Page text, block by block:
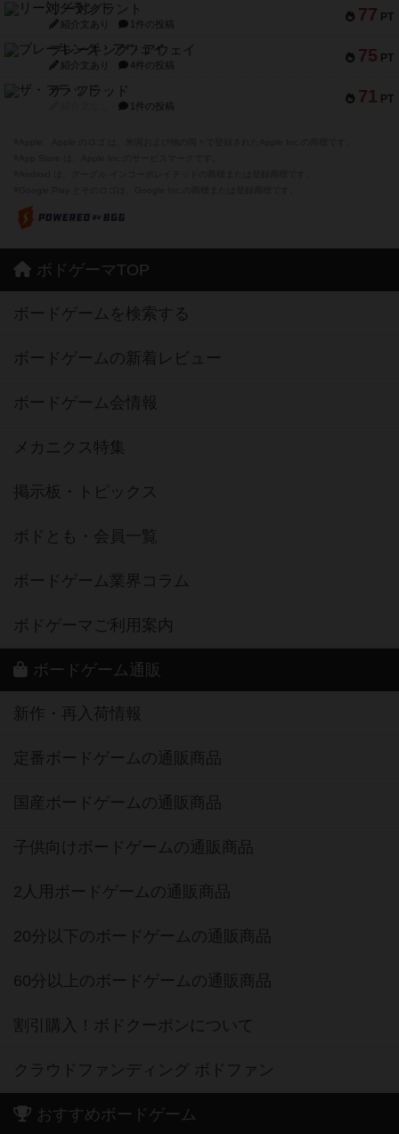
77 PT
リー対グラント
紹介文あり 1件の投稿
75 PT
ブレーキング・アウェイ
紹介文あり 4件の投稿
71 PT
ザ・フラッド
1件の投稿
ボドゲーマTOP
ボードゲームを検索する
ボードゲームの新着レビュー
ボードゲーム会情報
メカニクス特集
掲示板・トピックス
ボドとも・会員一覧
ボードゲーム業界コラム
ボドゲーマご利用案内
ボードゲーム通販
新作・再入荷情報
定番ボードゲームの通販商品
国産ボードゲームの通販商品
子供向けボードゲームの通販商品
2人用ボードゲームの通販商品
20分以下のボードゲームの通販商品
60分以上のボードゲームの通販商品
割引購入！ボドクーポンについて
クラウドファンディング ボドファン
おすすめボードゲーム